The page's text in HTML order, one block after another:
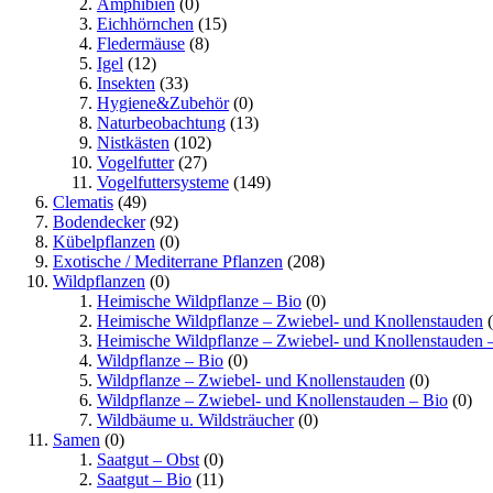
Eichhörnchen (15)
Fledermäuse (8)
Igel (12)
Insekten (33)
Hygiene&Zubehör(0)
Naturbeobachtung (13)
Nistkästen (102)
Vogelfutter(27)
Vogelfuttersysteme (149)
Clematis (49)
Bodendecker(92)
Kübelpflanzen (0)
Exotische / Mediterrane Pflanzen (208)
Wildpflanzen (0)
Heimische Wildpflanze – Bio (0)
Heimische Wildpflanze – Zwiebel- und Knollenstauden
Heimische Wildpflanze – Zwiebel- und Knollenstauden
Wildpflanze – Bio (0)
Wildpflanze – Zwiebel- und Knollenstauden (0)
Wildpflanze – Zwiebel- und Knollenstauden – Bio (0)
Wildbäume u. Wildsträucher(0)
Samen (0)
Saatgut – Obst (0)
Saatgut – Bio (11)